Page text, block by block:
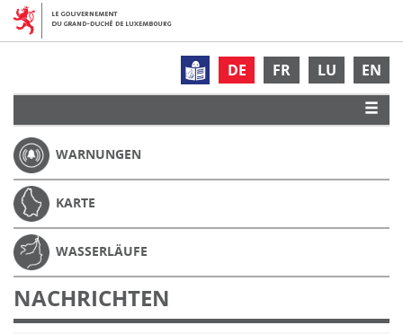
DE FR LU EN
WARNUNGEN
KARTE
WASSERLÄUFE
NACHRICHTEN